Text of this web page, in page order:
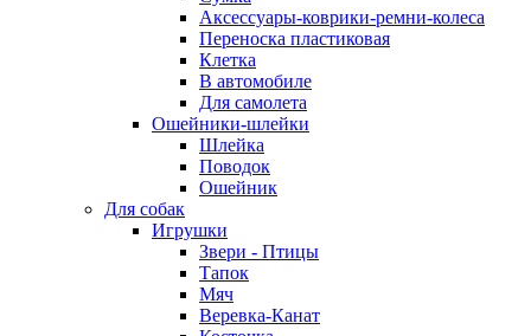
Аксессуары-коврики-ремни-колеса
Переноска пластиковая
Клетка
В автомобиле
Для самолета
Ошейники-шлейки
Шлейка
Поводок
Ошейник
Для собак
Игрушки
Звери - Птицы
Тапок
Мяч
Веревка-Канат